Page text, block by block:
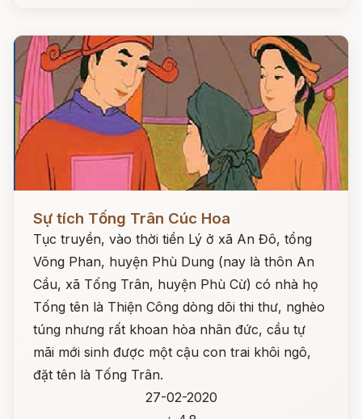
Sự tích Tống Trân Cúc Hoa
Tục truyền, vào thời tiền Lý ở xã An Đô, tổng
Võng Phan, huyện Phù Dung (nay là thôn An
Cầu, xã Tống Trân, huyện Phù Cừ) có nhà họ
Tống tên là Thiện Công dòng dõi thi thư, nghèo
túng nhưng rất khoan hòa nhân đức, cầu tự
mãi mới sinh được một cậu con trai khôi ngô,
đặt tên là Tống Trân.
27-02-2020